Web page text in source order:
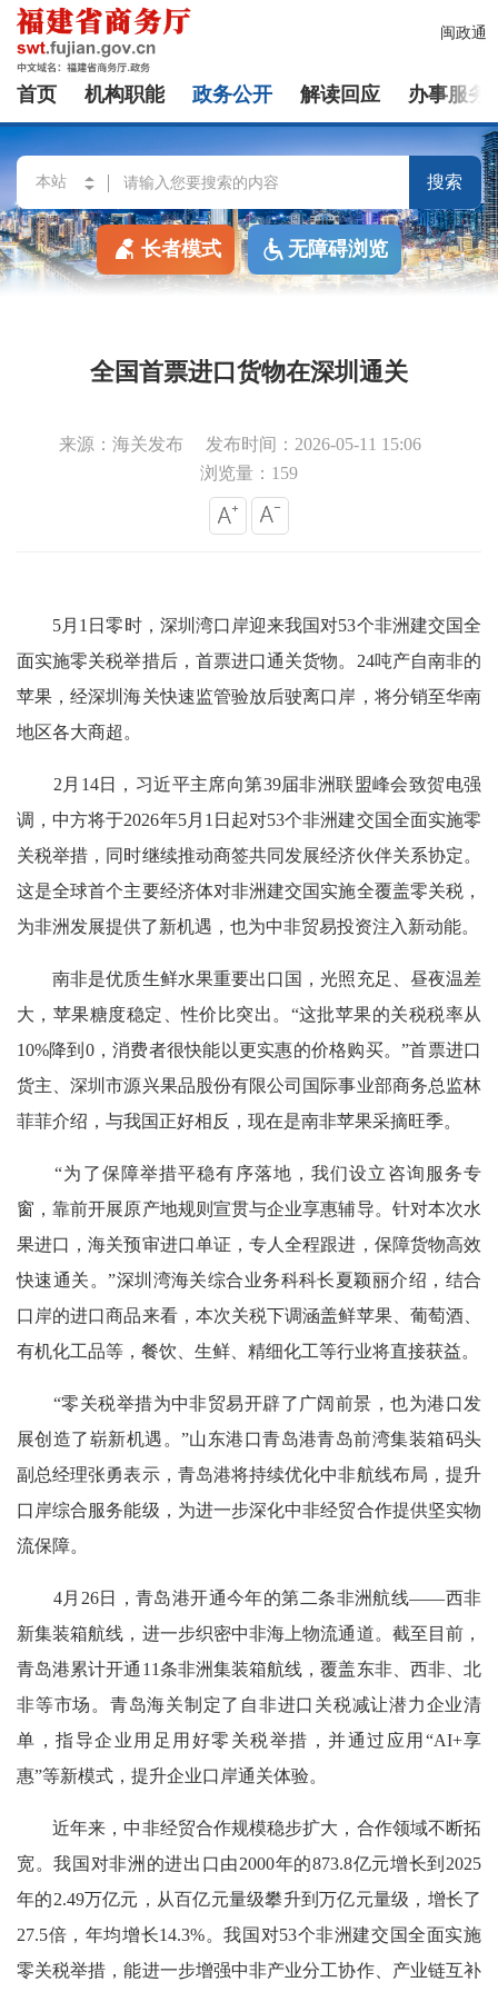
闽政通
首页 机构职能 政务公开 解读回应 办事服务
搜索
长者模式 无障碍浏览
全国首票进口货物在深圳通关
来源：海关发布
发布时间：2026-05-11 15:06
浏览量：159
5月1日零时，深圳湾口岸迎来我国对53个非洲建交国全
面实施零关税举措后，首票进口通关货物。24吨产自南非的
苹果，经深圳海关快速监管验放后驶离口岸，将分销至华南
地区各大商超。
2月14日，习近平主席向第39届非洲联盟峰会致贺电强
调，中方将于2026年5月1日起对53个非洲建交国全面实施零
关税举措，同时继续推动商签共同发展经济伙伴关系协定。
这是全球首个主要经济体对非洲建交国实施全覆盖零关税，
为非洲发展提供了新机遇，也为中非贸易投资注入新动能。
南非是优质生鲜水果重要出口国，光照充足、昼夜温差
大，苹果糖度稳定、性价比突出。“这批苹果的关税税率从
10%降到0，消费者很快能以更实惠的价格购买。”首票进口
货主、深圳市源兴果品股份有限公司国际事业部商务总监林
菲菲介绍，与我国正好相反，现在是南非苹果采摘旺季。
“为了保障举措平稳有序落地，我们设立咨询服务专
窗，靠前开展原产地规则宣贯与企业享惠辅导。针对本次水
果进口，海关预审进口单证，专人全程跟进，保障货物高效
快速通关。”深圳湾海关综合业务科科长夏颖丽介绍，结合
口岸的进口商品来看，本次关税下调涵盖鲜苹果、葡萄酒、
有机化工品等，餐饮、生鲜、精细化工等行业将直接获益。
“零关税举措为中非贸易开辟了广阔前景，也为港口发
展创造了崭新机遇。”山东港口青岛港青岛前湾集装箱码头
副总经理张勇表示，青岛港将持续优化中非航线布局，提升
口岸综合服务能级，为进一步深化中非经贸合作提供坚实物
流保障。
4月26日，青岛港开通今年的第二条非洲航线——西非
新集装箱航线，进一步织密中非海上物流通道。截至目前，
青岛港累计开通11条非洲集装箱航线，覆盖东非、西非、北
非等市场。青岛海关制定了自非进口关税减让潜力企业清
单，指导企业用足用好零关税举措，并通过应用“AI+享
惠”等新模式，提升企业口岸通关体验。
近年来，中非经贸合作规模稳步扩大，合作领域不断拓
宽。我国对非洲的进出口由2000年的873.8亿元增长到2025
年的2.49万亿元，从百亿元量级攀升到万亿元量级，增长了
27.5倍，年均增长14.3%。我国对53个非洲建交国全面实施
零关税举措，能进一步增强中非产业分工协作、产业链互补